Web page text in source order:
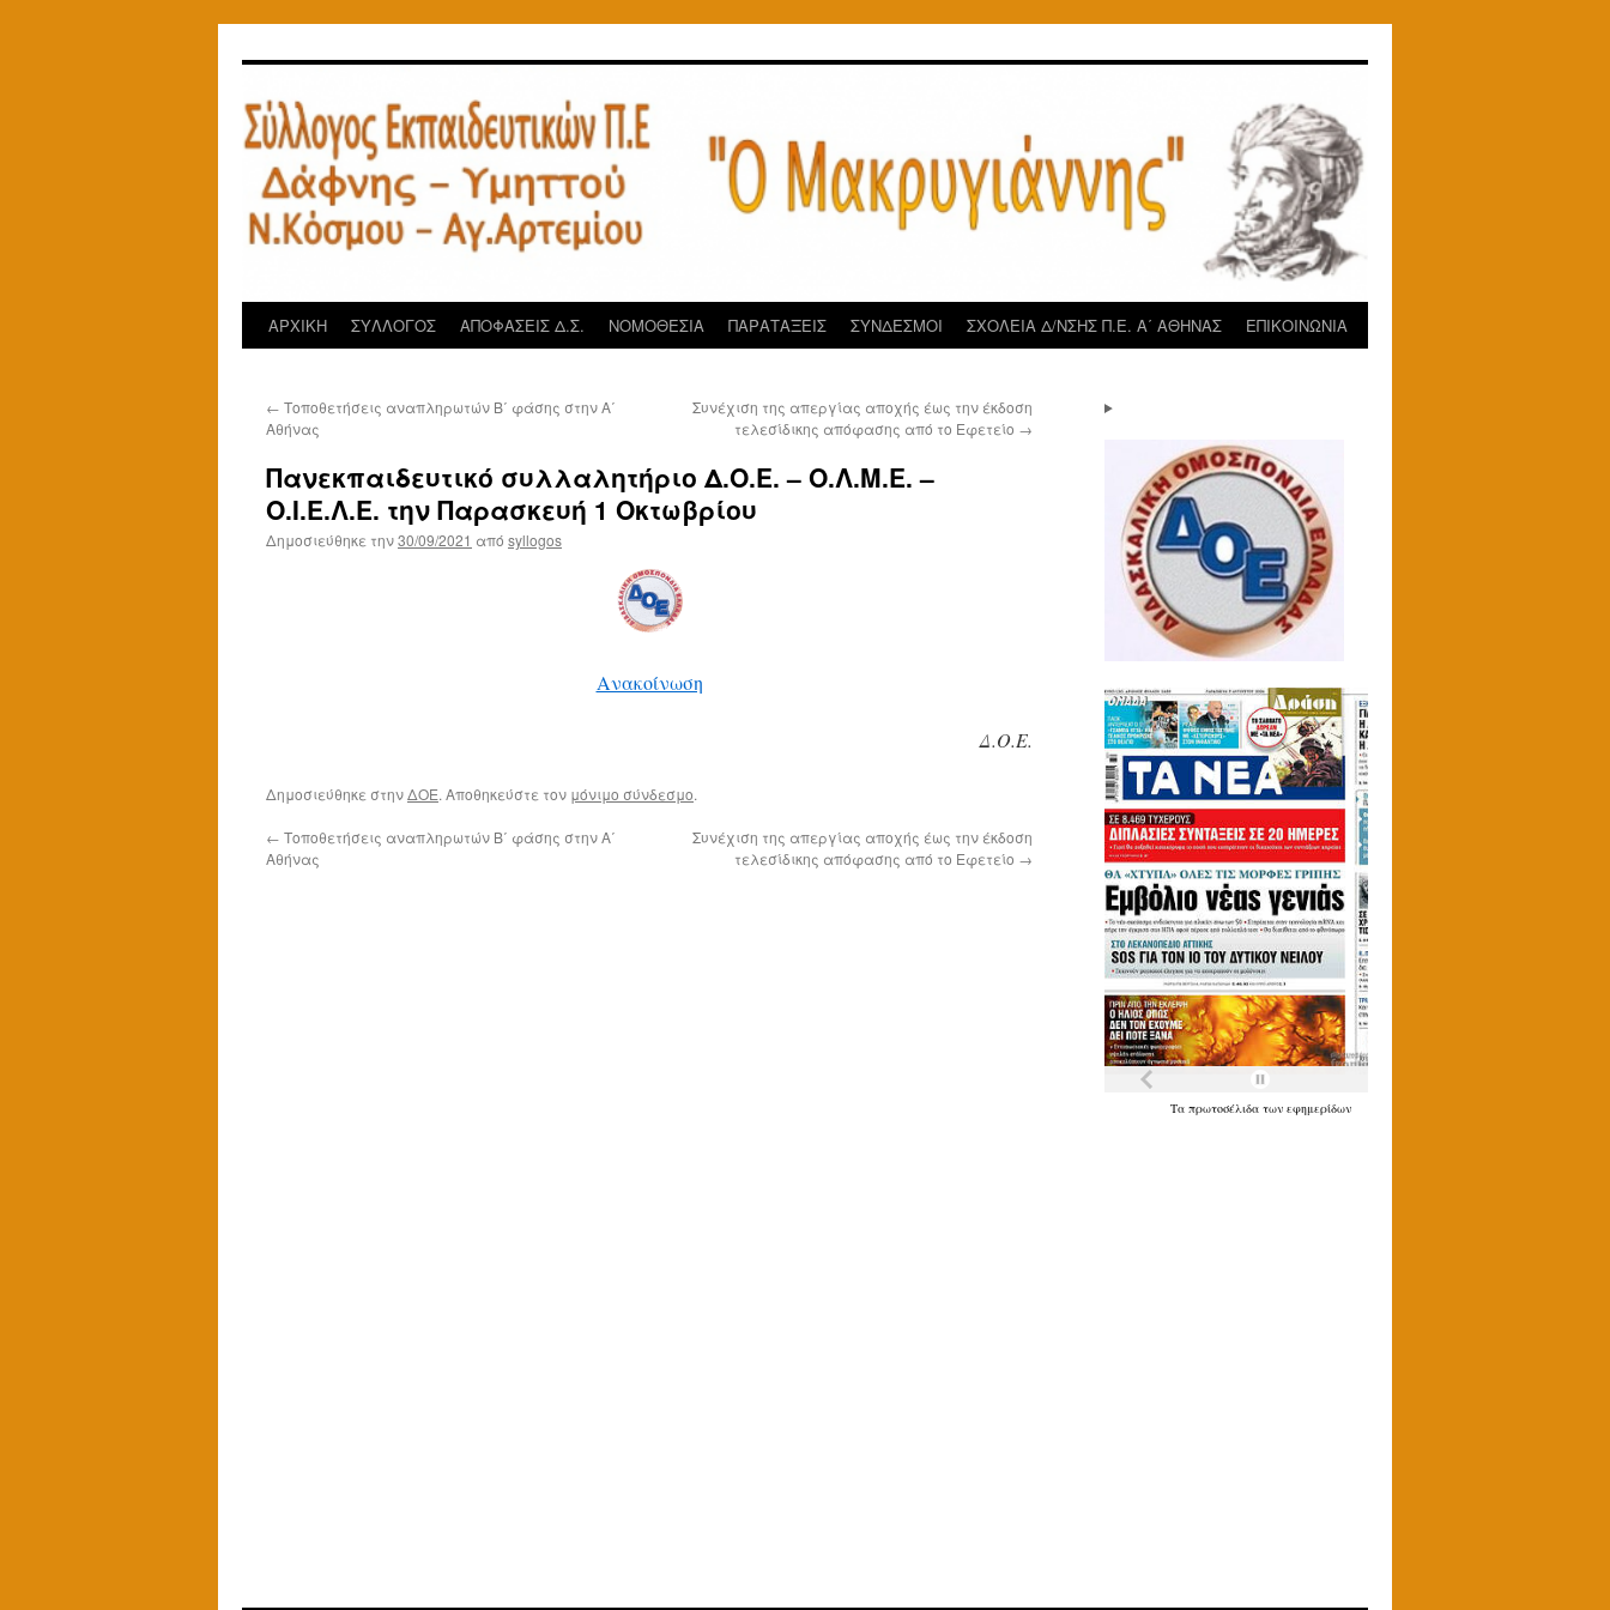
ΑΡΧΙΚΗ ΣΥΛΛΟΓΟΣ ΑΠΟΦΑΣΕΙΣ Δ.Σ. ΝΟΜΟΘΕΣΙΑ ΠΑΡΑΤΑΞΕΙΣ ΣΥΝΔΕΣΜΟΙ ΣΧΟΛΕΙΑ Δ/ΝΣΗΣ Π.Ε. Α΄ ΑΘΗΝΑΣ ΕΠΙΚΟΙΝΩΝΙΑ
← Τοποθετήσεις αναπληρωτών Β΄ φάσης στην Α΄
Αθήνας
Συνέχιση της απεργίας αποχής έως την έκδοση
τελεσίδικης απόφασης από το Εφετείο →
Πανεκπαιδευτικό συλλαλητήριο Δ.Ο.Ε. – Ο.Λ.Μ.Ε. –
Ο.Ι.Ε.Λ.Ε. την Παρασκευή 1 Οκτωβρίου
Δημοσιεύθηκε την30/09/2021 από syllogos
Ανακοίνωση
Δ.Ο.Ε.
Δημοσιεύθηκε στηνΔΟΕ. Αποθηκεύστε τον μόνιμο σύνδεσμο.
← Τοποθετήσεις αναπληρωτών Β΄ φάσης στην Α΄
Αθήνας
Συνέχιση της απεργίας αποχής έως την έκδοση
τελεσίδικης απόφασης από το Εφετείο →
Τα πρωτοσέλιδα των εφημερίδων